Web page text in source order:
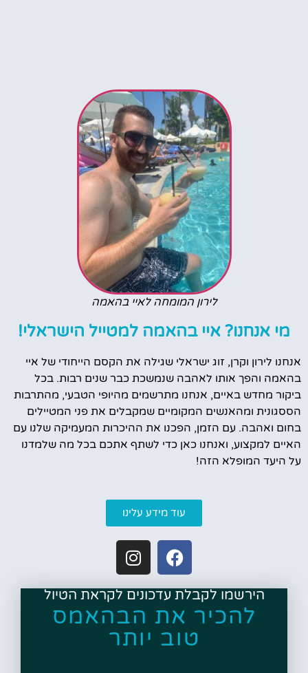
לירון המומחה לאיי בהאמה
מי אנחנו? איי בהאמה למטייל הישראלי!
אנחנו לירון וקרן, זוג ישראלי שגילה את הקסם הייחודי של איי
בהאמה והפך אותו לאהבה שנמשכת כבר שנים רבות. בכל
ביקור מחדש באיים, אנחנו מתרשמים מהיופי הטבעי, מהתרבות
הססגונית ומהאנשים המקומיים שמקבלים את פני המטיילים
בחום ואהבה. עם הזמן, הפכנו את ההיכרות המעמיקה שלנו עם
האיים למקצוע, ואנחנו כאן כדי לשתף אתכם בכל מה שלמדנו
על היעד המופלא הזה!
עוד מידע עלינו
הירשמו לקבלת עדכונים לקראת הטיול
להכיר את הבהאמס
טוב יותר